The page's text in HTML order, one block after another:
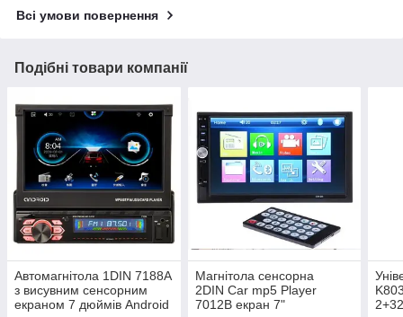
Всі умови повернення
Подібні товари компанії
Автомагнітола 1DIN 7188A
з висувним сенсорним
екраном 7 дюймів Android
Магнітола сенсорна
2DIN Car mp5 Player
7012B екран 7"